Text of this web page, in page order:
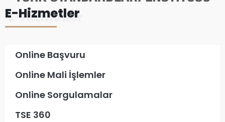
E-Hizmetler
Online Başvuru
Online Mali İşlemler
Online Sorgulamalar
TSE 360